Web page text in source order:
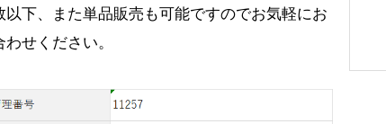
以下、また単品販売も可能ですのでお気軽にお
せください。